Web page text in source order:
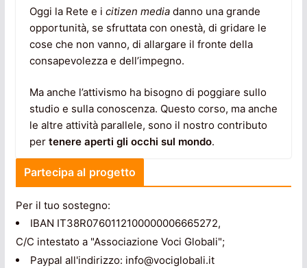
Oggi la Rete e i citizen mediadanno una grande
opportunità, se sfruttata con onestà, di gridare le
cose che non vanno, di allargare il fronte della
consapevolezza e dell’impegno.
Ma anche l’attivismo ha bisogno di poggiare sullo
studio e sulla conoscenza. Questo corso, ma anche
le altre attività parallele, sono il nostro contributo
per tenere aperti gli occhi sul mondo.
Partecipa al progetto
Per il tuo sostegno:
IBAN IT38R0760112100000006665272,
C/C intestato a "Associazione Voci Globali";
Paypal all'indirizzo: info@vociglobali.it